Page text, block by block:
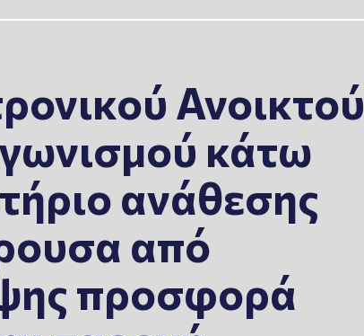
Ανοικτού
κάτω
ανάθεσης
από
προσφορά